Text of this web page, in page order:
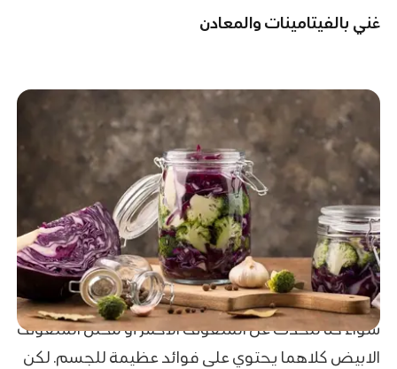
غني بالفيتامينات والمعادن
سواء كنا نتحدث عن الملفوف الأحمر أو مخلل الملفوف
الابيض كلاهما يحتوي على فوائد عظيمة للجسم. لكن